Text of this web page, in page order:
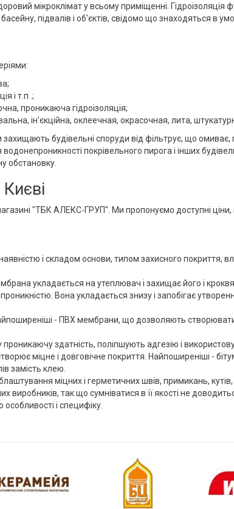
мікроклімат у всьому приміщенні.
підвалів і об'єктів, свідомо що знаходяться в
і т.п .;
проникаюча гідроізоляція;
ін'єкційна, оклеечная, окрасочная, лита,
будівельні споруди від фільтрує, що омиває,
покрівельного пирога і інших
обстановку.
магазині "ТБК АЛЕКС-ГРУП". Ми пропонуємо доступні
наявністю і складом основи, типом захисного
укладається на утеплювач і захищає його і
Вона укладається знизу і запобігає
- ПВХ мембрани, що дозволяють
здатність, поліпшують адгезію і
міцне і довговічне покриття. Найпоширеніші -
замість клею.
міцних і герметичних швів, примикань,
виробників, так що сумніватися в її якості не
і специфіку.